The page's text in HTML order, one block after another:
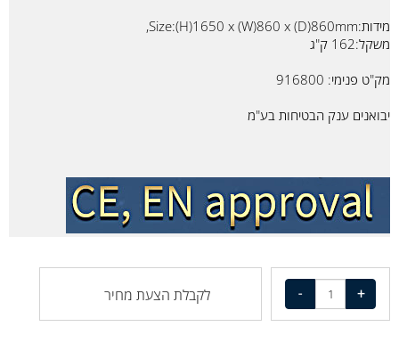
מידות:Size:(H)1650 x (W)860 x (D)860mm,
משקל:162 ק"ג
מק"ט פנימי: 916800
יבואנים ענק הבטיחות בע"מ
לקבלת הצעת מחיר